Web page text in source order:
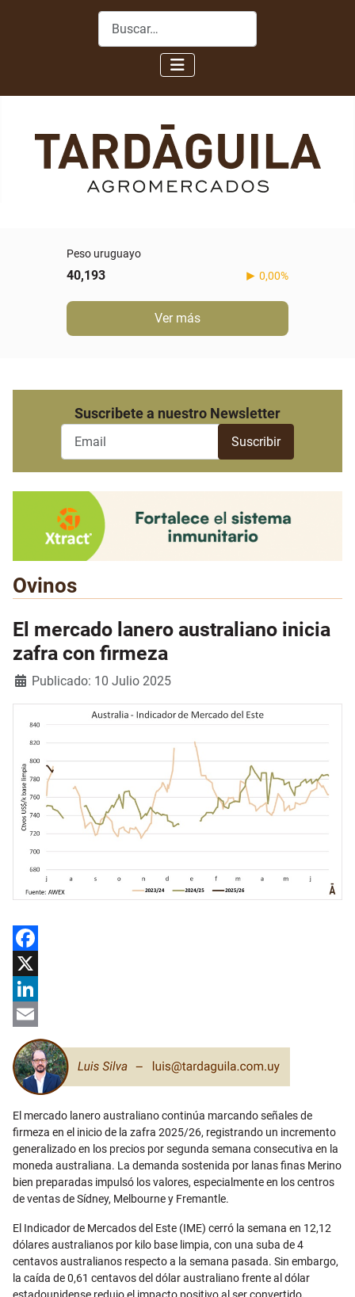
Buscar
Peso uruguayo
40,193 0,00%
Ver más
Suscribete a nuestro Newsletter
Ovinos
El mercado lanero australiano inicia
zafra con firmeza
Detalles
Publicado: 10 Julio 2025
Facebook
X
LinkedIn
Email
El mercado lanero australiano continúa marcando señales de
firmeza en el inicio de la zafra 2025/26, registrando un incremento
generalizado en los precios por segunda semana consecutiva en la
moneda australiana. La demanda sostenida por lanas finas Merino
bien preparadas impulsó los valores, especialmente en los centros
de ventas de Sídney, Melbourne y Fremantle.
El Indicador de Mercados del Este (IME) cerró la semana en 12,12
dólares australianos por kilo base limpia, con una suba de 4
centavos australianos respecto a la semana pasada. Sin embargo,
la caída de 0,61 centavos del dólar australiano frente al dólar